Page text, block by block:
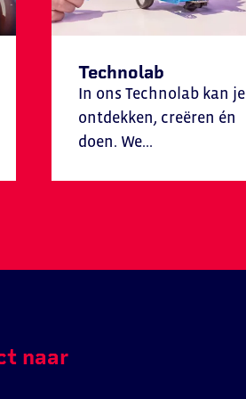
Technolab
In ons Technolab kan je
ontdekken, creëren én
doen. We...
naar